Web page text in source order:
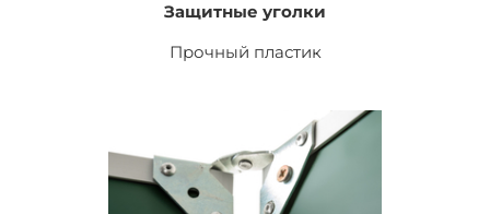
Защитные уголки
Прочный пластик